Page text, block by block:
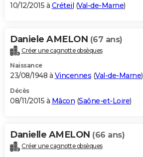
10/12/2015 à Créteil (Val-de-Marne)
Daniele AMELON (67 ans)
Créer une cagnotte obsèques
Naissance
23/08/1948 à Vincennes (Val-de-Marne)
Décès
08/11/2015 à Mâcon (Saône-et-Loire)
Danielle AMELON (66 ans)
Créer une cagnotte obsèques